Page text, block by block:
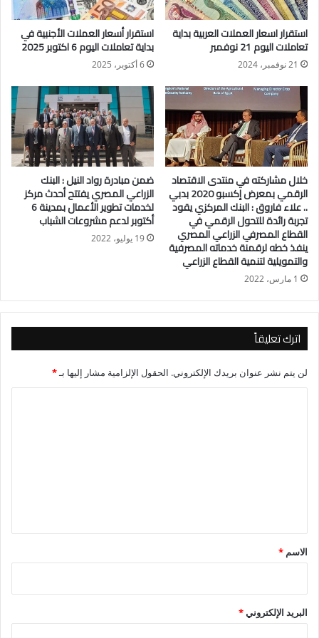
سجل سعر الريال السعودي في بنك مصر 12.88جنيه للشراء.
سجل سعر الريال السعودي في بنك مصر 12.95جنيه للبيع.
البنك التجاري الدولي– مصر
سجل سعر الريال السعودي في البنك التجاري الدولي مصر
12.90جنيه للشراء.
سجل سعر الريال السعودي في البنك التجاري الدولي مصر
12.95جنيه للبيع.
البنك المركزي المصري
سجل سعر الريال السعودي في البنك المركزي المصري 12.92جنيه
للشراء.
سجل سعر الريال السعودي في البنك المركزي المصري12.95 جنيه
للبيع
استقرار اسعار العملات العربية بداية
تعاملات اليوم 21 نوفمبر
21 نوفمبر، 2024
استقرار أسعار العملات الأجنبية في
بداية تعاملات اليوم 6 اكتوبر 2025
6 أكتوبر، 2025
خلال مشاركته في منتدى الاقتصاد
الرقمي بمعرض إكسبو 2020 بدبي
.. علاء فاروق : البنك المركزي يقود
تجربة رائدة للتحول الرقمي في
القطاع المصرفي الزراعي المصري
ينفذ خطه لرقمنة خدماته المصرفية
والتمويلية لتنمية القطاع الزراعي
1 مارس، 2022
ضمن مبادرة رواد النيل : البنك
الزراعي المصري يفتتح أحدث مركز
لخدمات تطوير الأعمال بمدينة 6
أكتوبر لدعم مشروعات الشباب
19 يوليو، 2022
اترك تعليقاً
لن يتم نشر عنوان بريدك الإلكتروني. الحقول الإلزامية مشار إليها بـ*
*
الاسم *
البريد الإلكتروني*